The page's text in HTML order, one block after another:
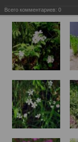
Всего комментариев: 0